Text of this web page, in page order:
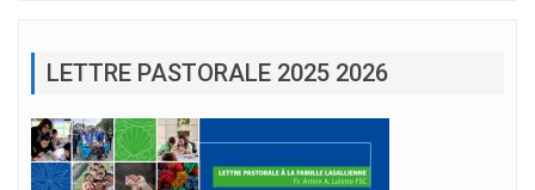
LETTRE PASTORALE 2025 2026